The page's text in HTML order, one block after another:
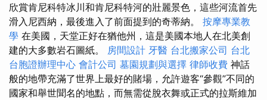
欣賞肯尼科特冰川和肯尼科特河的壯麗景色，這些河流首先
滑入尼西納，最後進入了前面提到的奇蒂納。 按摩專業教
學 在美國，天堂正好在猶他州，這是美國本地人在北美創
建的大多數岩石圖紙。 房間設計 牙醫 台北搬家公司 台北
台胞證辦理中心 會計公司 墓園規劃與選擇 律師收費 神話
般的地帶充滿了世界上最好的賭場，允許遊客“參觀”不同的
國家和舉世聞名的地點，而無需從脫衣舞或正式的拉斯維加